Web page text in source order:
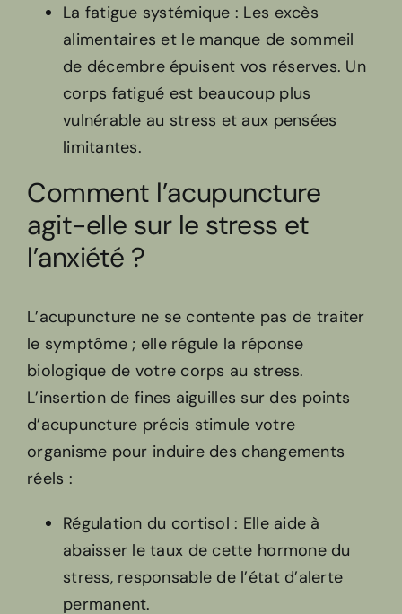
La fatigue systémique : Les excès
alimentaires et le manque de sommeil
de décembre épuisent vos réserves. Un
corps fatigué est beaucoup plus
vulnérable au stress et aux pensées
limitantes.
Comment l’acupuncture
agit-elle sur le stress et
l’anxiété ?
L’acupuncture ne se contente pas de traiter
le symptôme ; elle régule la réponse
biologique de votre corps au stress.
L’insertion de fines aiguilles sur des points
d’acupuncture précis stimule votre
organisme pour induire des changements
réels :
Régulation du cortisol : Elle aide à
abaisser le taux de cette hormone du
stress, responsable de l’état d’alerte
permanent.